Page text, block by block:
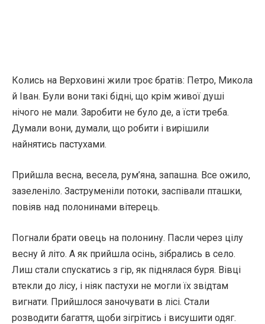
Колись на Верховині жили троє братів: Петро, Микола
й Іван. Були вони такі бідні, що крім живої душі
нічого не мали. Заробити не було де, а їсти треба.
Думали вони, думали, що робити і вирішили
найнятись пастухами.
Прийшла весна, весела, рум’яна, запашна. Все ожило,
зазеленіло. Заструменіли потоки, заспівали пташки,
повіяв над полонинами вітерець.
Погнали брати овець на полонину. Пасли через цілу
весну й літо. А як прийшла осінь, зібрались в село.
Лиш стали спускатись з гір, як піднялася буря. Вівці
втекли до лісу, і ніяк пастухи не могли їх звідтам
вигнати. Прийшлося заночувати в лісі. Стали
розводити багаття, щоби зігрітись і висушити одяг.